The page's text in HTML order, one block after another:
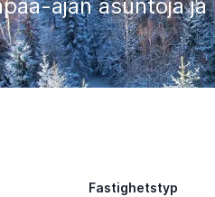
ajan asuntoja
Fastighetstyp